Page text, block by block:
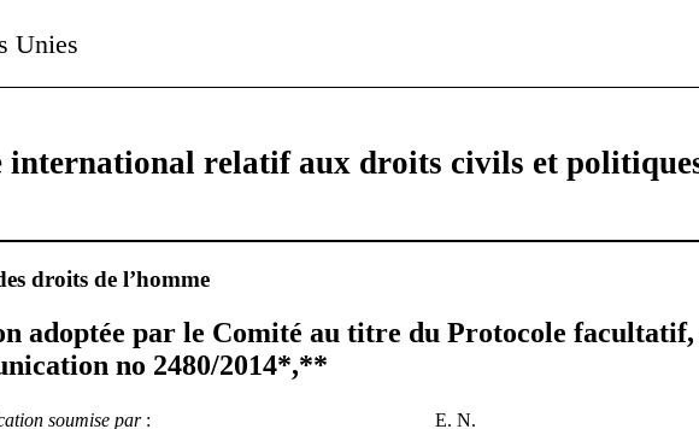
Unies
international relatif aux droits civils et
droits de l’homme
adoptée par le Comité au titre du Protocole
no 2480/2014*,**
soumise par:
E. N.